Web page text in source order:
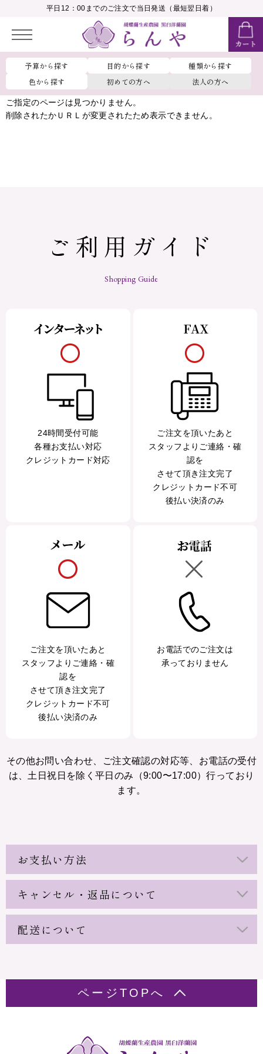
平日12：00までのご注文で当日発送（最短翌日着）
予算から探す 目的から探す
種類から探す
色から探す
初めての方へ 法人の方へ
会員ランク：__MEMBER_RANK_NAME__
ご指定のページは見つかりません。
削除されたかＵＲＬが変更されたため表示できません。
ご利用ガイド
Shopping Guide
24時間受付可能
各種お支払い対応
クレジットカード対応
ご注文を頂いたあと
スタッフよりご連絡・確
認を
させて頂き注文完了
クレジットカード不可
後払い決済のみ
ご注文を頂いたあと
スタッフよりご連絡・確
認を
させて頂き注文完了
クレジットカード不可
後払い決済のみ
お電話でのご注文は
承っておりません
その他お問い合わせ、ご注文確認の対応等、お電話の受付
は、土日祝日を除く平日のみ（9:00〜17:00）行っており
ます。
お支払い方法
キャンセル・返品について
配送について
ページTOPへ